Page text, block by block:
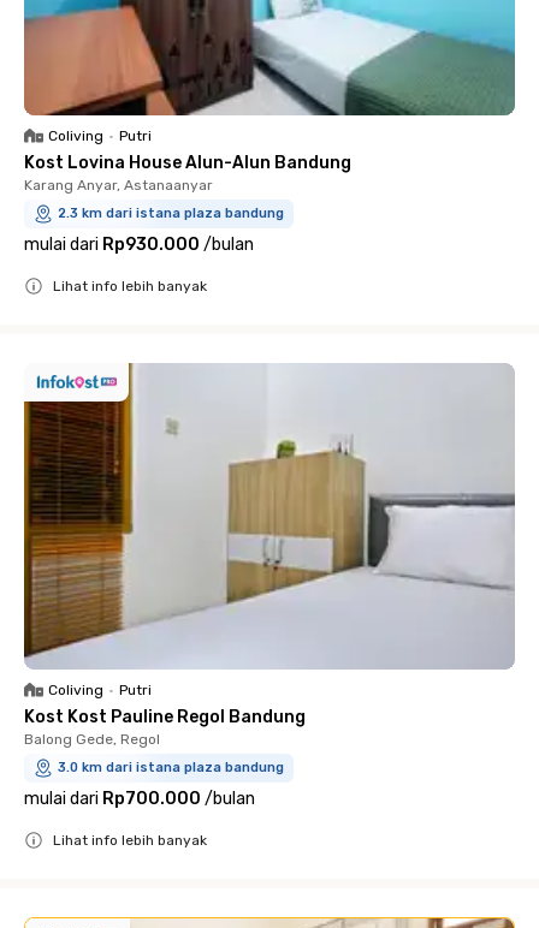
Coliving • Putri
Kost Lovina House Alun-Alun Bandung
Karang Anyar, Astanaanyar
2.3 km dari istana plaza bandung
mulai dari Rp930.000 /bulan
Lihat info lebih banyak
Coliving • Putri
Kost Kost Pauline Regol Bandung
Balong Gede, Regol
3.0 km dari istana plaza bandung
mulai dari Rp700.000 /bulan
Lihat info lebih banyak